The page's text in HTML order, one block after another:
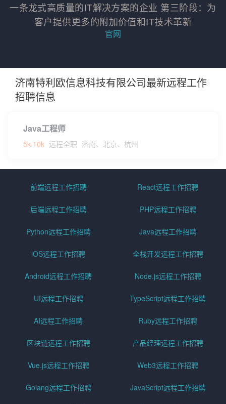
一条龙式高质量的IT解决方案的企业 第三阶段：为
客户提供更多的附加价值和IT技术革新
官网
济南特利欧信息科技有限公司最新远程工作
招聘信息
Java工程师
5k-10k 远程全职 济南、北京、杭州
前端远程工作招聘 React远程工作招聘
后端远程工作招聘 PHP远程工作招聘
Python远程工作招聘 Java远程工作招聘
iOS远程工作招聘 全栈开发远程工作招聘
Android远程工作招聘 Node.js远程工作招聘
UI远程工作招聘 TypeScript远程工作招聘
AI远程工作招聘 Ruby远程工作招聘
区块链远程工作招聘 产品经理远程工作招聘
Vue.js远程工作招聘 Web3远程工作招聘
Golang远程工作招聘 JavaScript远程工作招聘